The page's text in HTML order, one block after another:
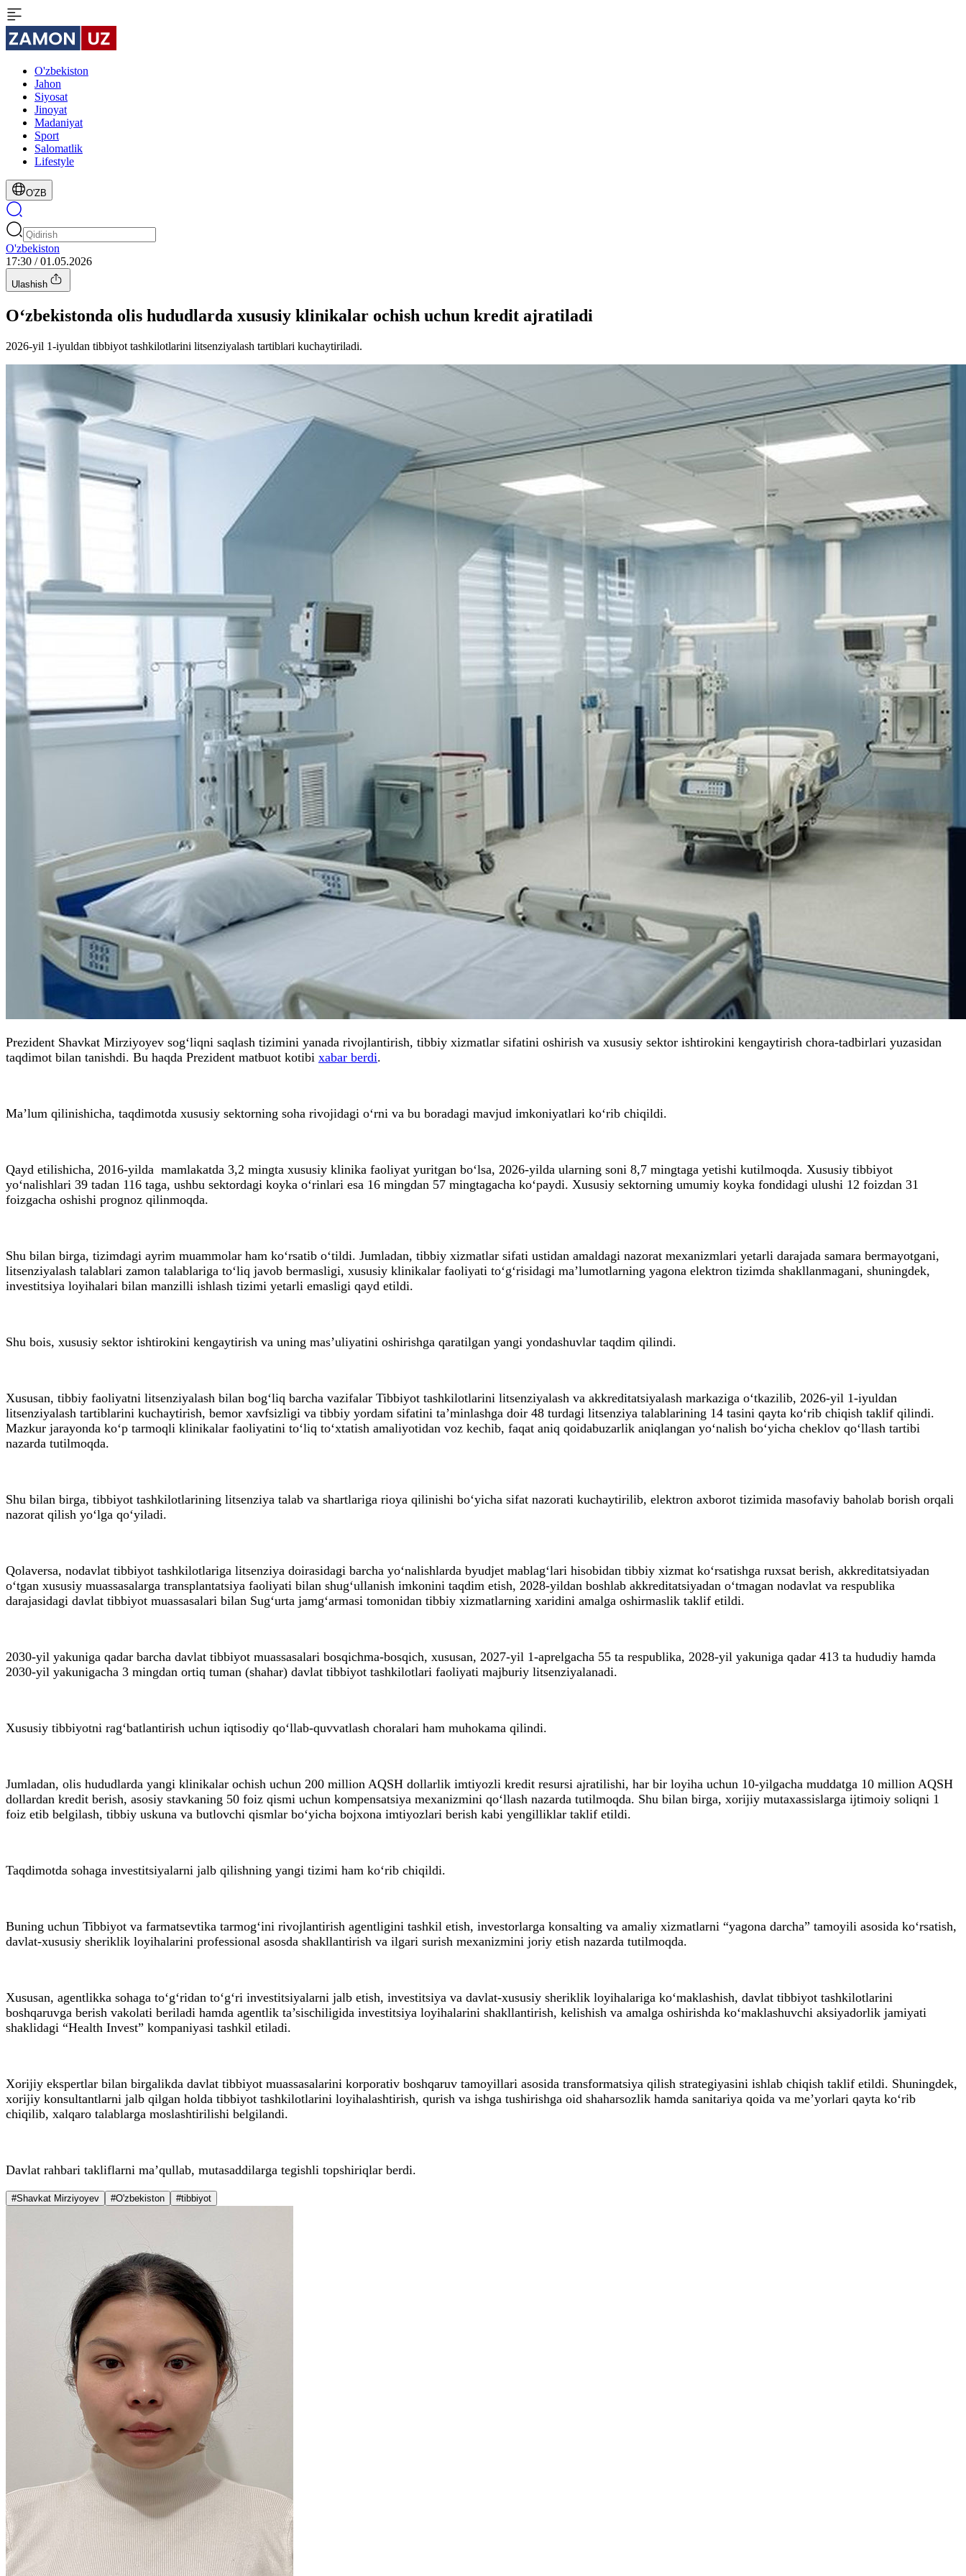
O'zbekiston
Jahon
Siyosat
Jinoyat
Madaniyat
Sport
Salomatlik
Lifestyle
O'ZB
O'zbekiston
17:30 / 01.05.2026
Ulashish
O‘zbekistonda olis hududlarda xususiy klinikalar ochish uchun kredit ajratiladi
2026-yil 1-iyuldan tibbiyot tashkilotlarini litsenziyalash tartiblari kuchaytiriladi.
Prezident Shavkat Mirziyoyev sog‘liqni saqlash tizimini yanada rivojlantirish, tibbiy xizmatlar sifatini oshirish va xususiy sektor ishtirokini kengaytirish chora-tadbirlari yuzasidan
taqdimot bilan tanishdi. Bu haqda Prezident matbuot kotibi xabar berdi.
Ma’lum qilinishicha, taqdimotda xususiy sektorning soha rivojidagi o‘rni va bu boradagi mavjud imkoniyatlari ko‘rib chiqildi.
Qayd etilishicha, 2016-yilda mamlakatda 3,2 mingta xususiy klinika faoliyat yuritgan bo‘lsa, 2026-yilda ularning soni 8,7 mingtaga yetishi kutilmoqda. Xususiy tibbiyot
yo‘nalishlari 39 tadan 116 taga, ushbu sektordagi koyka o‘rinlari esa 16 mingdan 57 mingtagacha ko‘paydi. Xususiy sektorning umumiy koyka fondidagi ulushi 12 foizdan 31
foizgacha oshishi prognoz qilinmoqda.
Shu bilan birga, tizimdagi ayrim muammolar ham ko‘rsatib o‘tildi. Jumladan, tibbiy xizmatlar sifati ustidan amaldagi nazorat mexanizmlari yetarli darajada samara bermayotgani,
litsenziyalash talablari zamon talablariga to‘liq javob bermasligi, xususiy klinikalar faoliyati to‘g‘risidagi ma’lumotlarning yagona elektron tizimda shakllanmagani, shuningdek,
investitsiya loyihalari bilan manzilli ishlash tizimi yetarli emasligi qayd etildi.
Shu bois, xususiy sektor ishtirokini kengaytirish va uning mas’uliyatini oshirishga qaratilgan yangi yondashuvlar taqdim qilindi.
Xususan, tibbiy faoliyatni litsenziyalash bilan bog‘liq barcha vazifalar Tibbiyot tashkilotlarini litsenziyalash va akkreditatsiyalash markaziga o‘tkazilib, 2026-yil 1-iyuldan
litsenziyalash tartiblarini kuchaytirish, bemor xavfsizligi va tibbiy yordam sifatini ta’minlashga doir 48 turdagi litsenziya talablarining 14 tasini qayta ko‘rib chiqish taklif qilindi.
Mazkur jarayonda ko‘p tarmoqli klinikalar faoliyatini to‘liq to‘xtatish amaliyotidan voz kechib, faqat aniq qoidabuzarlik aniqlangan yo‘nalish bo‘yicha cheklov qo‘llash tartibi
nazarda tutilmoqda.
Shu bilan birga, tibbiyot tashkilotlarining litsenziya talab va shartlariga rioya qilinishi bo‘yicha sifat nazorati kuchaytirilib, elektron axborot tizimida masofaviy baholab borish orqali
nazorat qilish yo‘lga qo‘yiladi.
Qolaversa, nodavlat tibbiyot tashkilotlariga litsenziya doirasidagi barcha yo‘nalishlarda byudjet mablag‘lari hisobidan tibbiy xizmat ko‘rsatishga ruxsat berish, akkreditatsiyadan
o‘tgan xususiy muassasalarga transplantatsiya faoliyati bilan shug‘ullanish imkonini taqdim etish, 2028-yildan boshlab akkreditatsiyadan o‘tmagan nodavlat va respublika
darajasidagi davlat tibbiyot muassasalari bilan Sug‘urta jamg‘armasi tomonidan tibbiy xizmatlarning xaridini amalga oshirmaslik taklif etildi.
2030-yil yakuniga qadar barcha davlat tibbiyot muassasalari bosqichma-bosqich, xususan, 2027-yil 1-aprelgacha 55 ta respublika, 2028-yil yakuniga qadar 413 ta hududiy hamda
2030-yil yakunigacha 3 mingdan ortiq tuman (shahar) davlat tibbiyot tashkilotlari faoliyati majburiy litsenziyalanadi.
Xususiy tibbiyotni rag‘batlantirish uchun iqtisodiy qo‘llab-quvvatlash choralari ham muhokama qilindi.
Jumladan, olis hududlarda yangi klinikalar ochish uchun 200 million AQSH dollarlik imtiyozli kredit resursi ajratilishi, har bir loyiha uchun 10-yilgacha muddatga 10 million AQSH
dollardan kredit berish, asosiy stavkaning 50 foiz qismi uchun kompensatsiya mexanizmini qo‘llash nazarda tutilmoqda. Shu bilan birga, xorijiy mutaxassislarga ijtimoiy soliqni 1
foiz etib belgilash, tibbiy uskuna va butlovchi qismlar bo‘yicha bojxona imtiyozlari berish kabi yengilliklar taklif etildi.
Taqdimotda sohaga investitsiyalarni jalb qilishning yangi tizimi ham ko‘rib chiqildi.
Buning uchun Tibbiyot va farmatsevtika tarmog‘ini rivojlantirish agentligini tashkil etish, investorlarga konsalting va amaliy xizmatlarni “yagona darcha” tamoyili asosida ko‘rsatish,
davlat-xususiy sheriklik loyihalarini professional asosda shakllantirish va ilgari surish mexanizmini joriy etish nazarda tutilmoqda.
Xususan, agentlikka sohaga to‘g‘ridan to‘g‘ri investitsiyalarni jalb etish, investitsiya va davlat-xususiy sheriklik loyihalariga ko‘maklashish, davlat tibbiyot tashkilotlarini
boshqaruvga berish vakolati beriladi hamda agentlik ta’sischiligida investitsiya loyihalarini shakllantirish, kelishish va amalga oshirishda ko‘maklashuvchi aksiyadorlik jamiyati
shaklidagi “Health Invest” kompaniyasi tashkil etiladi.
Xorijiy ekspertlar bilan birgalikda davlat tibbiyot muassasalarini korporativ boshqaruv tamoyillari asosida transformatsiya qilish strategiyasini ishlab chiqish taklif etildi. Shuningdek,
xorijiy konsultantlarni jalb qilgan holda tibbiyot tashkilotlarini loyihalashtirish, qurish va ishga tushirishga oid shaharsozlik hamda sanitariya qoida va me’yorlari qayta ko‘rib
chiqilib, xalqaro talablarga moslashtirilishi belgilandi.
Davlat rahbari takliflarni ma’qullab, mutasaddilarga tegishli topshiriqlar berdi.
#Shavkat Mirziyoyev #O'zbekiston #tibbiyot